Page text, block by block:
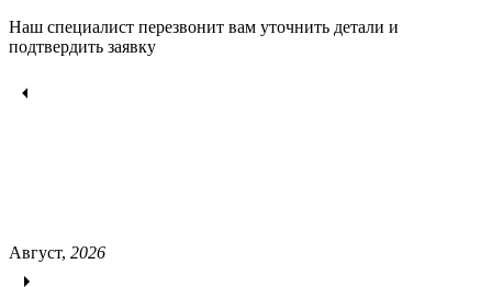
Наш специалист перезвонит вам уточнить детали и
подтвердить заявку
Август, 2026